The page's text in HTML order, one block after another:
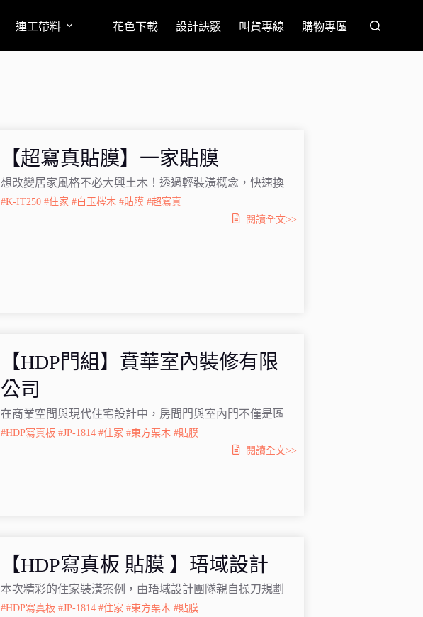
連工帶料 花色下載 設計訣竅 叫貨專線 購物專區
【超寫真貼膜】一家貼膜
想改變居家風格不必大興土木！透過輕裝潢概念，快速換
#K-IT250 #住家 #白玉梣木 #貼膜 #超寫真
閱讀全文>>
【HDP門組】賁華室內裝修有限
公司
在商業空間與現代住宅設計中，房間門與室內門不僅是區
#HDP寫真板 #JP-1814 #住家 #東方栗木 #貼膜
閱讀全文>>
【HDP寫真板 貼膜 】珸域設計
本次精彩的住家裝潢案例，由珸域設計團隊親自操刀規劃
#HDP寫真板 #JP-1814 #住家 #東方栗木 #貼膜